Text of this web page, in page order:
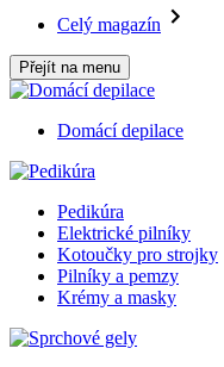
Celý magazín
Přejít na menu
Domácí depilace
Pedikúra
Elektrické pilníky
Kotoučky pro strojky
Pilníky a pemzy
Krémy a masky